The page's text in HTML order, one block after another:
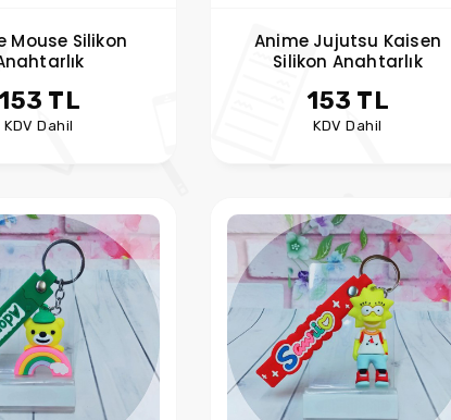
Mouse Silikon
153 TL
KDV Dahil
Anime Jujutsu Kaisen
Silikon Anahtarlık
153 TL
KDV Dahil